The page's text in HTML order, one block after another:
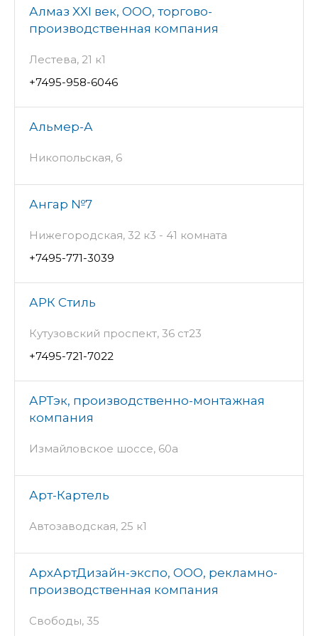
Алмаз XXI век, ООО, торгово-
производственная компания
Лестева, 21 к1
+7495-958-6046
Альмер-А
Никопольская, 6
Ангар №7
Нижегородская, 32 к3 - 41 комната
+7495-771-3039
АРК Стиль
Кутузовский проспект, 36 ст23
+7495-721-7022
АРТэк, производственно-монтажная
компания
Измайловское шоссе, 60а
Арт-Картель
Автозаводская, 25 к1
АрхАртДизайн-экспо, ООО, рекламно-
производственная компания
Свободы, 35